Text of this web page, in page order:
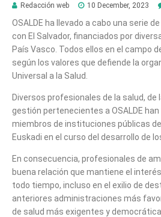
Redacción web 10 December, 2023
OSALDE ha llevado a cabo una serie
con El Salvador, financiados por
País Vasco. Todos ellos en el campo
según los valores que defiende la
Universal a la Salud.
Diversos profesionales de la salud,
gestión pertenecientes a OSALDE
miembros de instituciones públicas
Euskadi en el curso del desarrollo de
En consecuencia, profesionales de
buena relación que mantiene el
todo tiempo, incluso en el exilio de
anteriores administraciones más
de salud más exigentes y